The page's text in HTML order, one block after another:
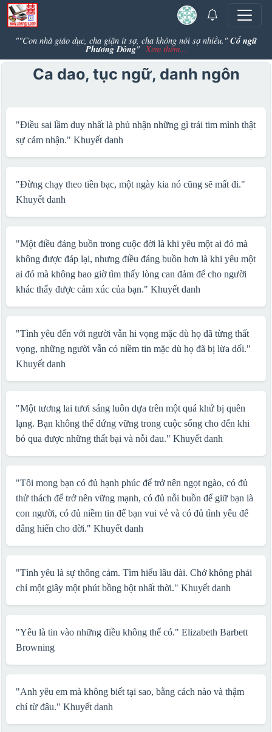
""Con nhà giáo dục, cha giận ít sợ, cha không nói sợ nhiều." Cổ ngữ
Phương Đông" Xem thêm...
Ca dao, tục ngữ, danh ngôn
"Điều sai lầm duy nhất là phủ nhận những gì trái tim mình thật
sự cảm nhận." Khuyết danh
"Ðừng chạy theo tiền bạc, một ngày kia nó cũng sẽ mất đi."
Khuyết danh
"Một điều đáng buồn trong cuộc đời là khi yêu một ai đó mà
không được đáp lại, nhưng điều đáng buồn hơn là khi yêu một
ai đó mà không bao giờ tìm thấy lòng can đảm để cho người
khác thấy được cảm xúc của bạn." Khuyết danh
"Tình yêu đến với người vẫn hi vọng mặc dù họ đã từng thất
vọng, những người vẫn có niềm tin mặc dù họ đã bị lừa dối."
Khuyết danh
"Một tương lai tươi sáng luôn dựa trên một quá khứ bị quên
lạng. Bạn không thể đứng vững trong cuộc sống cho đến khi
bỏ qua được những thất bại và nỗi đau." Khuyết danh
"Tôi mong bạn có đủ hạnh phúc để trở nên ngọt ngào, có đủ
thử thách để trở nên vững mạnh, có đủ nỗi buồn để giữ bạn là
con người, có đủ niềm tin để bạn vui vẻ và có đủ tình yêu để
dâng hiến cho đời." Khuyết danh
"Tình yêu là sự thông cảm. Tìm hiểu lâu dài. Chớ không phải
chỉ một giây một phút bồng bột nhất thời." Khuyết danh
"Yêu là tin vào những điều không thể có." Elizabeth Barbett
Browning
"Anh yêu em mà không biết tại sao, bằng cách nào và thậm
chí từ đâu." Khuyết danh